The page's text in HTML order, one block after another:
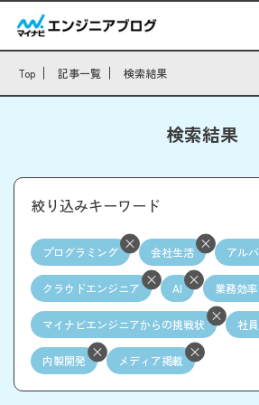
Top 記事一覧 検索結果
検索結果
絞り込みキーワード
プログラミング 会社生活 アル
クラウドエンジニア AI 業務効
マイナビエンジニアからの挑戦状 社
内製開発 メディア掲載